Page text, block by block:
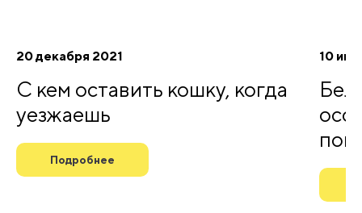
20 декабря 2021
С кем оставить кошку, когда
уезжаешь
Подробнее
10